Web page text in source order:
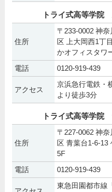
トライ式高等学院
住所
〒233-0002 神
区 上大岡西1丁
かオフィスタワ
電話 0120-919-439
アクセス
京浜急行電鉄・
より徒歩3分
トライ式高等学院
住所
〒227-0062 神
区 青葉台1-6-13
5F
電話 0120-919-439
東急田園都市線